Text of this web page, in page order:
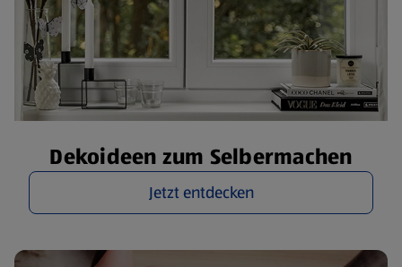
Dekoideen zum Selbermachen
Jetzt entdecken